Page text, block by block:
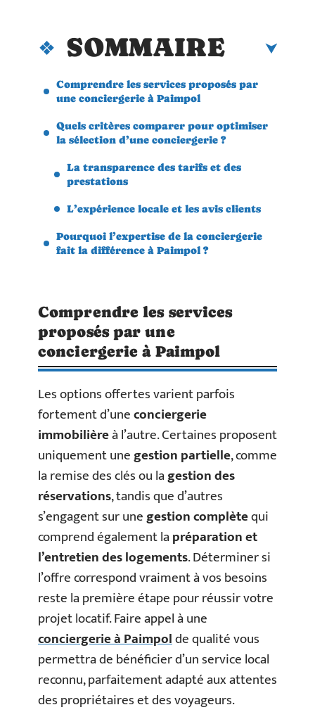
SOMMAIRE
Comprendre les services proposés par
une conciergerie à Paimpol
Quels critères comparer pour optimiser
la sélection d’une conciergerie ?
La transparence des tarifs et des
prestations
L’expérience locale et les avis clients
Pourquoi l’expertise de la conciergerie
fait la différence à Paimpol ?
Comprendre les services
proposés par une
conciergerie à Paimpol
Les options offertes varient parfois
fortement d’uneconciergerie
immobilièreà l’autre. Certaines proposent
uniquement unegestion partielle, comme
la remise des clés ou lagestion des
réservations, tandis que d’autres
s’engagent sur unegestion complètequi
comprend également lapréparation et
l’entretien des logements. Déterminer si
l’offre correspond vraiment à vos besoins
reste la première étape pour réussir votre
projet locatif. Faire appel à une
conciergerie à Paimpolde qualité vous
permettra de bénéficier d’un service local
reconnu, parfaitement adapté aux attentes
des propriétaires et des voyageurs.